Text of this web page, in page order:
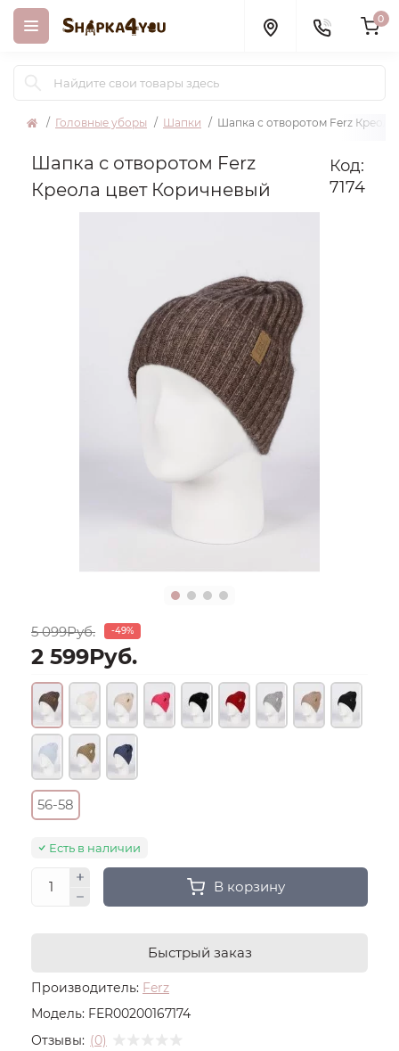
0
Головные уборы Шапки Шапка с отворотом Ferz
Шапка с отворотом Ferz
Креола цвет Коричневый
Код:
7174
Производитель: Ferz
Модель: FER00200167174
Отзывы: (0)
5 099Руб. -49%
2 599Руб.
56-58
Есть в наличии
В корзину
Быстрый заказ